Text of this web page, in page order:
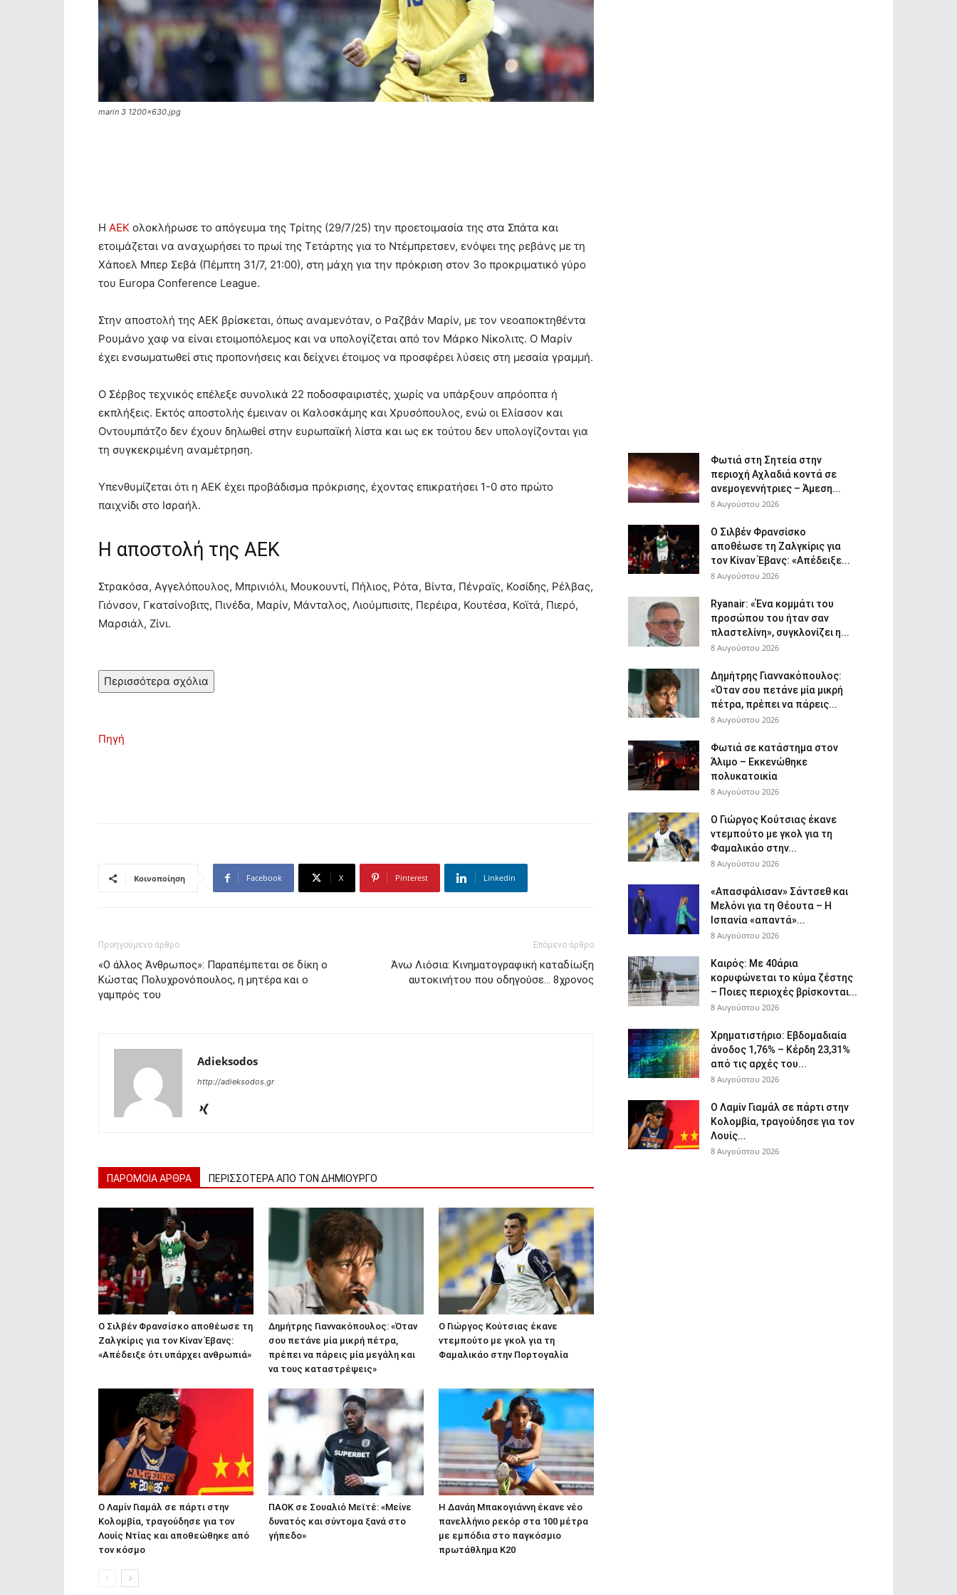
marin 3 1200x630.jpg
Η ΑΕΚ ολοκλήρωσε το απόγευμα της Τρίτης (29/7/25) την προετοιμασία της στα Σπάτα και
ετοιμάζεται να αναχωρήσει το πρωί της Τετάρτης για το Ντέμπρετσεν, ενόψει της ρεβάνς με τη
Χάποελ Μπερ Σεβά (Πέμπτη 31/7, 21:00), στη μάχη για την πρόκριση στον 3ο προκριματικό γύρο
του Europa Conference League.
Στην αποστολή της ΑΕΚ βρίσκεται, όπως αναμενόταν, ο Ραζβάν Μαρίν, με τον νεοαποκτηθέντα
Ρουμάνο χαφ να είναι ετοιμοπόλεμος και να υπολογίζεται από τον Μάρκο Νίκολιτς. Ο Μαρίν
έχει ενσωματωθεί στις προπονήσεις και δείχνει έτοιμος να προσφέρει λύσεις στη μεσαία γραμμή.
Ο Σέρβος τεχνικός επέλεξε συνολικά 22 ποδοσφαιριστές, χωρίς να υπάρξουν απρόοπτα ή
εκπλήξεις. Εκτός αποστολής έμειναν οι Καλοσκάμης και Χρυσόπουλος, ενώ οι Ελίασον και
Οντουμπάτζο δεν έχουν δηλωθεί στην ευρωπαϊκή λίστα και ως εκ τούτου δεν υπολογίζονται για
τη συγκεκριμένη αναμέτρηση.
Υπενθυμίζεται ότι η ΑΕΚ έχει προβάδισμα πρόκρισης, έχοντας επικρατήσει 1-0 στο πρώτο
παιχνίδι στο Ισραήλ.
Η αποστολή της ΑΕΚ
Στρακόσα, Αγγελόπουλος, Μπρινιόλι, Μουκουντί, Πήλιος, Ρότα, Βίντα, Πένραϊς, Κοσίδης, Ρέλβας,
Γιόνσον, Γκατσίνοβιτς, Πινέδα, Μαρίν, Μάνταλος, Λιούμπισιτς, Περέιρα, Κουτέσα, Κοϊτά, Πιερό,
Μαρσιάλ, Ζίνι.
Περισσότερα σχόλια
Πηγή
Κοινοποίηση Facebook X Pinterest Linkedin
Προηγούμενο άρθρο
«Ο άλλος Άνθρωπος»: Παραπέμπεται σε δίκη ο
Κώστας Πολυχρονόπουλος, η μητέρα και ο
γαμπρός του
Επόμενο άρθρο
Άνω Λιόσια: Κινηματογραφική καταδίωξη
αυτοκινήτου που οδηγούσε… 8χρονος
Adieksodos
http://adieksodos.gr
ΠΑΡΟΜΟΙΑ ΑΡΘΡΑ ΠΕΡΙΣΣΟΤΕΡΑ ΑΠΟ ΤΟΝ ΔΗΜΙΟΥΡΓΟ
Ο Σιλβέν Φρανσίσκο αποθέωσε τη
Ζαλγκίρις για τον Κίναν Έβανς:
«Απέδειξε ότι υπάρχει ανθρωπιά»
Δημήτρης Γιαννακόπουλος: «Όταν
σου πετάνε μία μικρή πέτρα,
πρέπει να πάρεις μία μεγάλη και
να τους καταστρέψεις»
Ο Γιώργος Κούτσιας έκανε
ντεμπούτο με γκολ για τη
Φαμαλικάο στην Πορτογαλία
Ο Λαμίν Γιαμάλ σε πάρτι στην
Κολομβία, τραγούδησε για τον
Λουίς Ντίας και αποθεώθηκε από
τον κόσμο
ΠΑΟΚ σε Σουαλιό Μεϊτέ: «Μείνε
δυνατός και σύντομα ξανά στο
γήπεδο»
Η Δανάη Μπακογιάννη έκανε νέο
πανελλήνιο ρεκόρ στα 100 μέτρα
με εμπόδια στο παγκόσμιο
πρωτάθλημα Κ20
Φωτιά στη Σητεία στην
περιοχή Αχλαδιά κοντά σε
ανεμογεννήτριες – Άμεση...
8 Αυγούστου 2026
Ο Σιλβέν Φρανσίσκο
αποθέωσε τη Ζαλγκίρις για
τον Κίναν Έβανς: «Απέδειξε...
8 Αυγούστου 2026
Ryanair: «Ένα κομμάτι του
προσώπου του ήταν σαν
πλαστελίνη», συγκλονίζει η...
8 Αυγούστου 2026
Δημήτρης Γιαννακόπουλος:
«Όταν σου πετάνε μία μικρή
πέτρα, πρέπει να πάρεις...
8 Αυγούστου 2026
Φωτιά σε κατάστημα στον
Άλιμο – Εκκενώθηκε
πολυκατοικία
8 Αυγούστου 2026
Ο Γιώργος Κούτσιας έκανε
ντεμπούτο με γκολ για τη
Φαμαλικάο στην...
8 Αυγούστου 2026
«Απασφάλισαν» Σάντσεθ και
Μελόνι για τη Θέουτα – Η
Ισπανία «απαντά»...
8 Αυγούστου 2026
Καιρός: Με 40άρια
κορυφώνεται το κύμα ζέστης
– Ποιες περιοχές βρίσκονται...
8 Αυγούστου 2026
Χρηματιστήριο: Εβδομαδιαία
άνοδος 1,76% – Κέρδη 23,31%
από τις αρχές του...
8 Αυγούστου 2026
Ο Λαμίν Γιαμάλ σε πάρτι στην
Κολομβία, τραγούδησε για τον
Λουίς...
8 Αυγούστου 2026